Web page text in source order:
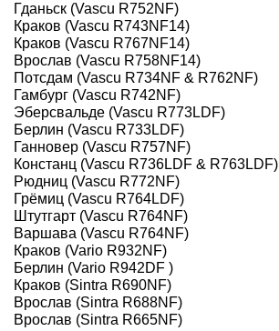
Гданьск (Vascu R752NF)
Краков (Vascu R743NF14)
Краков (Vascu R767NF14)
Врослав (Vascu R758NF14)
Потсдам (Vascu R734NF & R762NF)
Гамбург (Vascu R742NF)
Эберсвальде (Vascu R773LDF)
Берлин (Vascu R733LDF)
Ганновер (Vascu R757NF)
Констанц (Vascu R736LDF & R763LDF)
Рюдниц (Vascu R772NF)
Грёмиц (Vascu R764LDF)
Штутгарт (Vascu R764NF)
Варшава (Vascu R764NF)
Краков (Vario R932NF)
Берлин (Vario R942DF )
Краков (Sintra R690NF)
Врослав (Sintra R688NF)
Врослав (Sintra R665NF)